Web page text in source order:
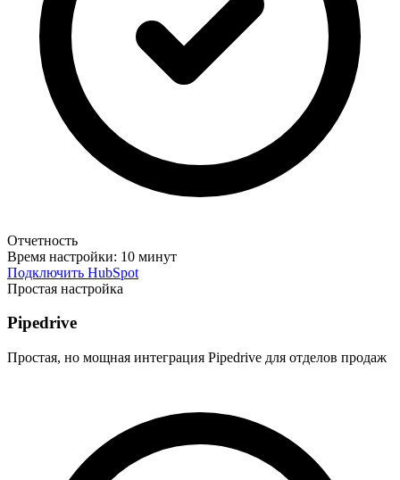
Отчетность
Время настройки: 10 минут
Подключить HubSpot
Простая настройка
Pipedrive
Простая, но мощная интеграция Pipedrive для отделов продаж